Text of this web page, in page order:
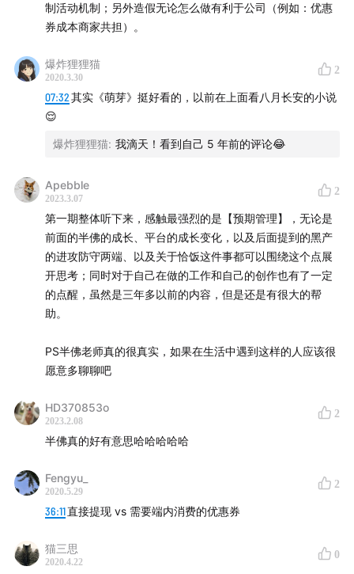
制活动机制；另外造假无论怎么做有利于公司（例如：优惠
券成本商家共担）。
爆炸狸狸猫
2020.3.30
2
07:32其实《萌芽》挺好看的，以前在上面看八月长安的小说
😌
爆炸狸狸猫: 我滴天！看到自己 5 年前的评论😂
Apebble
2023.3.07
2
第一期整体听下来，感触最强烈的是【预期管理】，无论是
前面的半佛的成长、平台的成长变化，以及后面提到的黑产
的进攻防守两端、以及关于恰饭这件事都可以围绕这个点展
开思考；同时对于自己在做的工作和自己的创作也有了一定
的点醒，虽然是三年多以前的内容，但是还是有很大的帮
助。
PS半佛老师真的很真实，如果在生活中遇到这样的人应该很
愿意多聊聊吧
HD370853o
2023.2.08
2
半佛真的好有意思哈哈哈哈哈
Fengyu_
2020.5.29
2
36:11直接提现 vs 需要端内消费的优惠券
猫三思
2020.4.22
0